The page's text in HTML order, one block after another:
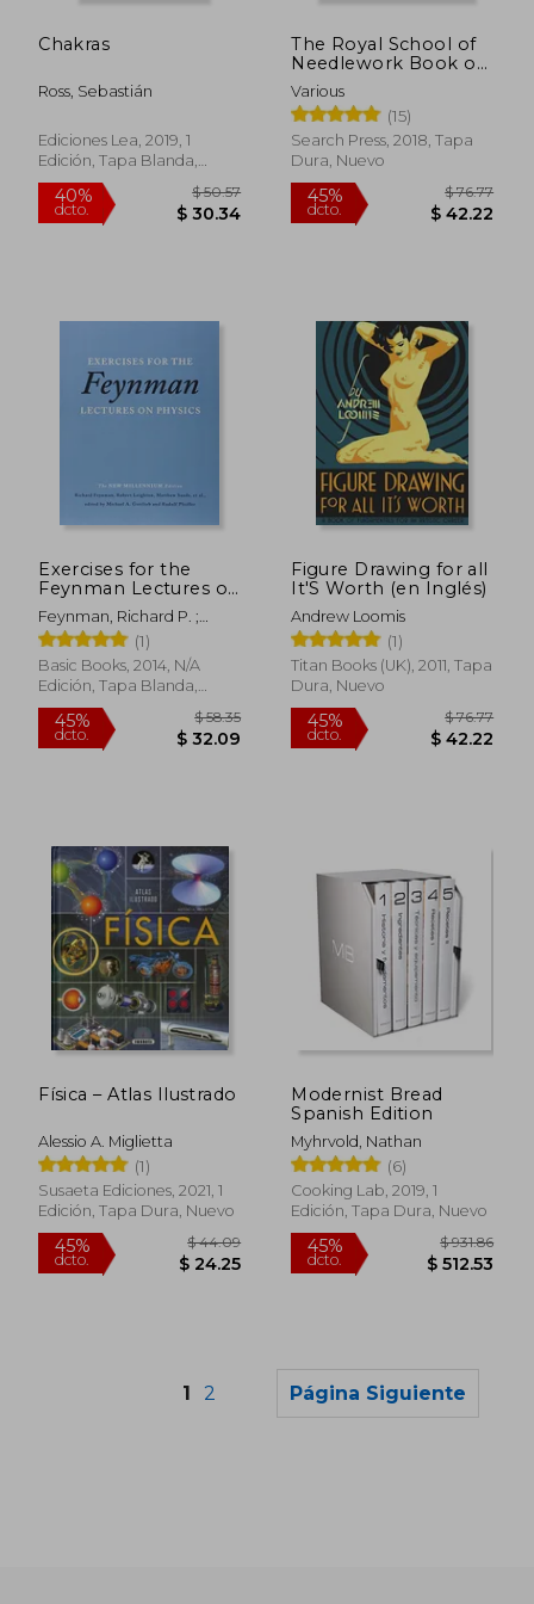
dcto. $ 56.03
45%
dcto.
40% $ 73.14 40%
Chakras
Ross, Sebastián
Ediciones Lea, 2019, 1
Edición, Tapa Blanda,
Nuevo
The Royal School of
Needlework Book of
Embroidery: A Guide
to Essential Stitches,
Techniques and
Projects (en Inglés)
Various
(15)
Search Press, 2018, Tapa
Dura, Nuevo
Exercises for the
Feynman Lectures on
Physics (en Inglés)
Feynman, Richard P. ;
Leighton, Robert B. ;
Sands, Matthew
(1)
Basic Books, 2014, N/A
Edición, Tapa Blanda,
Nuevo
Figure Drawing for all
It'S Worth (en Inglés)
Andrew Loomis
(1)
Titan Books (UK), 2011, Tapa
Dura, Nuevo
Física – Atlas Ilustrado
Alessio A. Miglietta
(1)
Susaeta Ediciones, 2021, 1
Edición, Tapa Dura, Nuevo
Modernist Bread
Spanish Edition
Myhrvold, Nathan
(6)
Cooking Lab, 2019, 1
Edición, Tapa Dura, Nuevo
1 2 Página Siguiente